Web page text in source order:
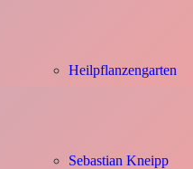
Heilpflanzengarten
Sebastian Kneipp